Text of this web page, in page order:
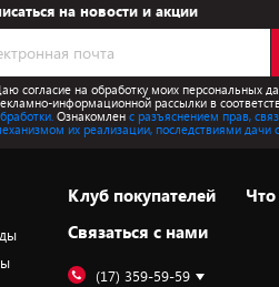
на новости и акции
согласие на обработку моих персональных
информационной рассылки в
Ознакомлен с разъяснением прав,
их реализации, последствиями дачи
Клуб покупателей
Cвязаться с нами
(17) 359-59-59